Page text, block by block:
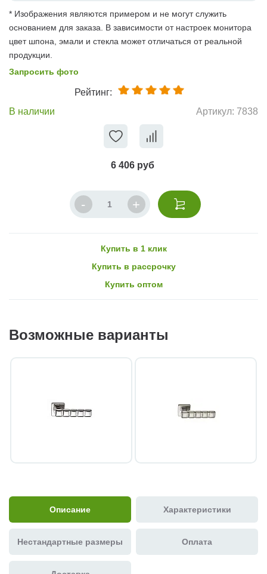
* Изображения являются примером и не могут служить
основанием для заказа. В зависимости от настроек монитора
цвет шпона, эмали и стекла может отличаться от реальной
продукции.
Запросить фото
Рейтинг:
В наличии
Артикул: 7838
6 406 руб
Купить в 1 клик
Купить в рассрочку
Купить оптом
Возможные варианты
Описание Характеристики
Нестандартные размеры Оплата